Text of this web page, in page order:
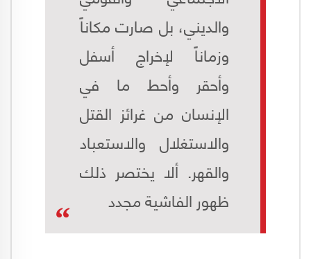
والديني، بل صارت مكاناً
وزماناً لإخراج أسفل
وأحقر وأحط ما في
الإنسان من غرائز القتل
والاستغلال والاستعباد
والقهر. ألا يختصر ذلك
ظهور الفاشية مجدد